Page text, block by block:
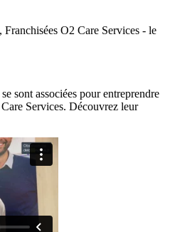
O2 Care Services - le
sont associées pour entreprendre
Services. Découvrez leur